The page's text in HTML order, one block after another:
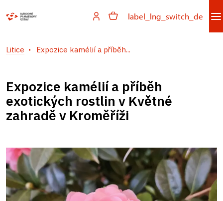
label_lng_switch_de
Litice Expozice kamélií a příběh...
Expozice kamélií a příběh
exotických rostlin v Květné
zahradě v Kroměříži